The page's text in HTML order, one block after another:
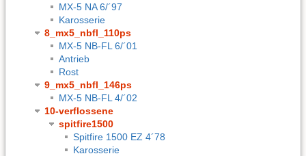
MX-5 NA 6/´97
Karosserie
8_mx5_nbfl_110ps
MX-5 NB-FL 6/´01
Antrieb
Rost
9_mx5_nbfl_146ps
MX-5 NB-FL 4/´02
10-verflossene
spitfire1500
Spitfire 1500 EZ 4´78
Karosserie